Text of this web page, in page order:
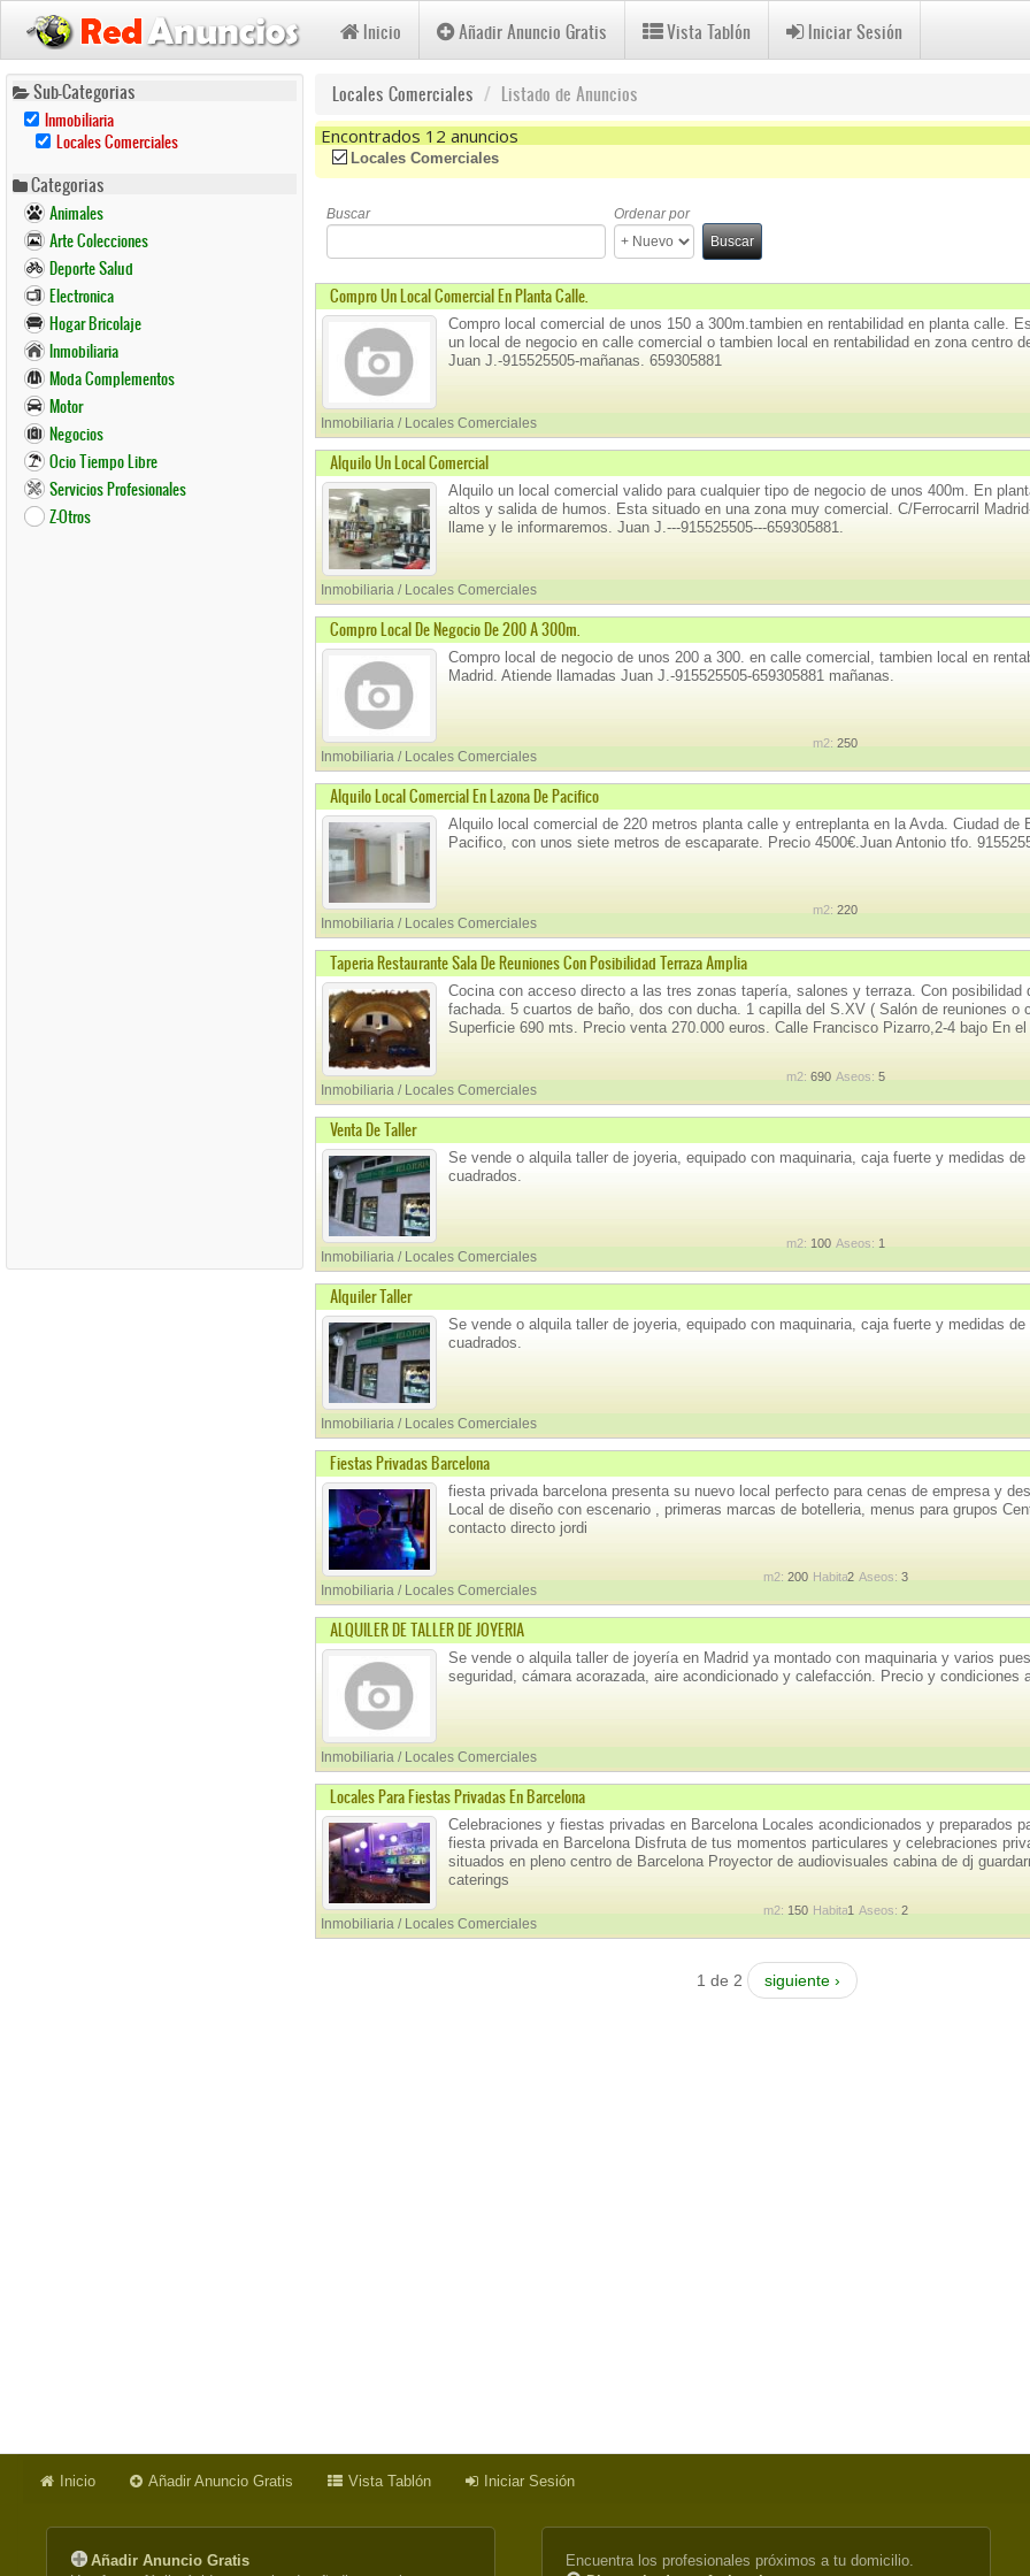
Pasar
contenido
principal
Inicio Añadir Anuncio Gratis Vista Tablón Iniciar Sesión
Sub-Categorias
Remove
Inmobiliaria
Filter
Inmobiliaria
Remove
Locales
Comerciales
Filter
Locales Comerciales
Categorias
Animales
Arte Colecciones
Deporte Salud
Electronica
Hogar Bricolaje
Inmobiliaria
Moda Complementos
Motor
Negocios
Ocio Tiempo Libre
Servicios Profesionales
Z-Otros
Locales Comerciales Listado de Anuncios
Encontrados 12 anuncios
(-) Remove Locales Comerciales Filter
Locales Comerciales
Buscar
Ordenar por
Buscar
Compro Un Local Comercial En Planta Calle.
Compro local comercial de unos 150 a 300m.tambien en rentabilidad en planta calle.
un local de negocio en calle comercial o tambien local en rentabilidad en zona centro
Juan J.-915525505-mañanas. 659305881
Inmobiliaria / Locales Comerciales
Alquilo Un Local Comercial
Alquilo un local comercial valido para cualquier tipo de negocio de unos 400m. En
altos y salida de humos. Esta situado en una zona muy comercial. C/Ferrocarril
llame y le informaremos. Juan J.---915525505---659305881.
Inmobiliaria / Locales Comerciales
Compro Local De Negocio De 200 A 300m.
Compro local de negocio de unos 200 a 300. en calle comercial, tambien local en
Madrid. Atiende llamadas Juan J.-915525505-659305881 mañanas.
Inmobiliaria / Locales Comerciales
m2:250
Alquilo Local Comercial En Lazona De Pacifico
Alquilo local comercial de 220 metros planta calle y entreplanta en la Avda. Ciudad de
Pacifico, con unos siete metros de escaparate. Precio 4500€.Juan Antonio tfo.
Inmobiliaria / Locales Comerciales
m2:220
Taperia Restaurante Sala De Reuniones Con Posibilidad Terraza Amplia
Cocina con acceso directo a las tres zonas tapería, salones y terraza. Con posibilidad
fachada. 5 cuartos de baño, dos con ducha. 1 capilla del S.XV ( Salón de reuniones o
Superficie 690 mts. Precio venta 270.000 euros. Calle Francisco Pizarro,2-4 bajo En el
Inmobiliaria / Locales Comerciales
m2: 690 Aseos: 5
Venta De Taller
Se vende o alquila taller de joyeria, equipado con maquinaria, caja fuerte y medidas
cuadrados.
Inmobiliaria / Locales Comerciales
m2: 100 Aseos: 1
Alquiler Taller
Se vende o alquila taller de joyeria, equipado con maquinaria, caja fuerte y medidas
cuadrados.
Inmobiliaria / Locales Comerciales
Fiestas Privadas Barcelona
fiesta privada barcelona presenta su nuevo local perfecto para cenas de empresa y
Local de diseño con escenario , primeras marcas de botelleria, menus para grupos
contacto directo jordi
Inmobiliaria / Locales Comerciales
m2: 200 Habitaciones:
2 Aseos: 3
ALQUILER DE TALLER DE JOYERIA
Se vende o alquila taller de joyería en Madrid ya montado con maquinaria y varios
seguridad, cámara acorazada, aire acondicionado y calefacción. Precio y condiciones
Inmobiliaria / Locales Comerciales
Locales Para Fiestas Privadas En Barcelona
Celebraciones y fiestas privadas en Barcelona Locales acondicionados y preparados
fiesta privada en Barcelona Disfruta de tus momentos particulares y celebraciones
situados en pleno centro de Barcelona Proyector de audiovisuales cabina de dj
caterings
Inmobiliaria / Locales Comerciales
m2: 150 Habitaciones:
1 Aseos: 2
1 de 2 siguiente ›
Inicio Añadir Anuncio Gratis Vista Tablón Iniciar Sesión
Añadir Anuncio Gratis
Encuentra los profesionales próximos a tu domicilio.